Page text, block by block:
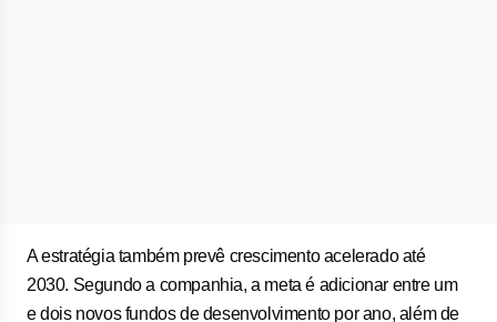
A estratégia também prevê crescimento acelerado até
2030. Segundo a companhia, a meta é adicionar entre um
e dois novos fundos de desenvolvimento por ano, além de